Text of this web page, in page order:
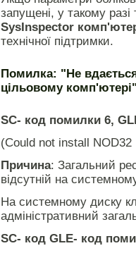
запущені, у такому
SysInspector
технічної підтримки.
Помилка: "Не
цільовому
SC- код помилки 6,
(Could not install
Причина: Загальний
відсутній на
На системному диску
адміністративний
SC- код GLE- код